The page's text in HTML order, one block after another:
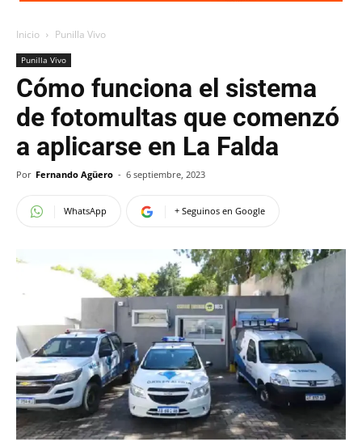
Inicio Punilla Vivo
Punilla Vivo
Cómo funciona el sistema
de fotomultas que comenzó
a aplicarse en La Falda
Por Fernando Agüero - 6 septiembre, 2023
WhatsApp + Seguinos en Google